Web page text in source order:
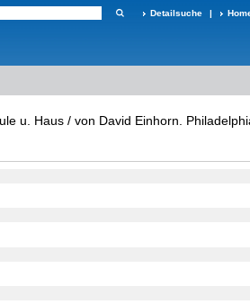
Detailsuche |
u. Haus / von David Einhorn.